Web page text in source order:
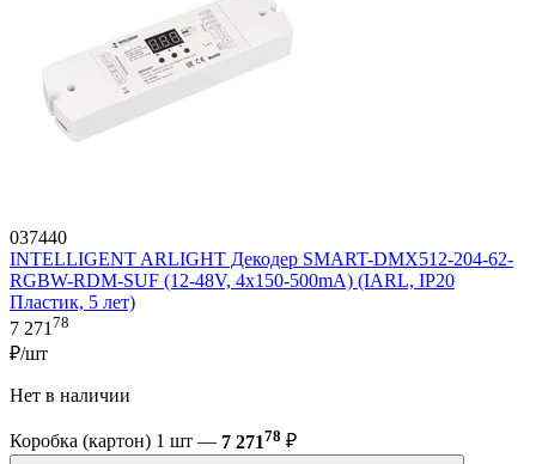
037440
INTELLIGENT ARLIGHT Декодер SMART-DMX512-204-62-
RGBW-RDM-SUF (12-48V, 4x150-500mA) (IARL, IP20
Пластик, 5 лет)
7 271 78
₽/шт
Нет в наличии
Коробка (картон) 1 шт — 7 27178 ₽